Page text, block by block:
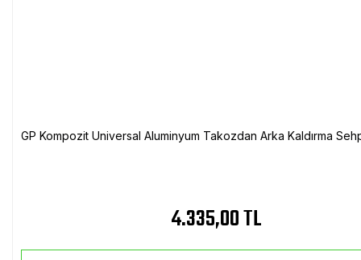
GP Kompozit Universal Aluminyum Takozdan Arka Kaldırma
4.335,00 TL